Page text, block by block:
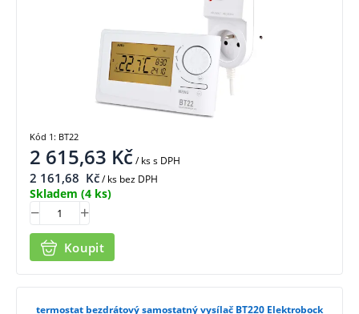
2 615,63 Kč/ kss DPH
2 161,68 Kč/ ks bez DPH
Skladem (4 ks)
Koupit
Kód 1: BT22
termostat bezdrátový samostatný vysílač BT220 Elektrobock